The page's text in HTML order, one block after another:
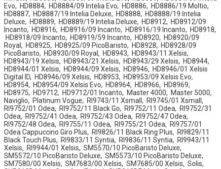
Evo, ​ HD8884, ​ HD8884/09 Intelia Evo, ​ HD8886, ​ HD8886/19 Moltio, ​
HD8887, ​ HD8887/19 Intelia Deluxe, ​ HD8888, ​ HD8888/19 Intelia
Deluxe, ​ HD8889, ​ HD8889/19 Intelia Deluxe, ​ HD8912, ​ HD8912/09
Incanto, ​ HD8916, ​ HD8916/09 Incanto, ​ HD8916/19 Incanto, ​ HD8918,
​ HD8918/09 Incanto, ​ HD8919/59 Incanto, ​ HD8920, ​ HD8920/09
Royal, ​ HD8925, ​ HD8925/09 PicoBaristo, ​ HD8928, ​ HD8928/09
PicoBaristo, ​ HD8930/09 Royal, ​ HD8943, ​ HD8943/11 Xelsis, ​
HD8943/19 Xelsis, ​ HD8943/21 Xelsis, ​ HD8943/29 Xelsis, ​ HD8944, ​
HD8944/01 Xelsis, ​ HD8944/09 Xelsis, ​ HD8946, ​ HD8946/01 Xelsis
Digital ID, ​ HD8946/09 Xelsis, ​ HD8953, ​ HD8953/09 Xelsis Evo, ​
HD8954, ​ HD8954/09 Xelsis Evo, ​ HD8964, ​ HD8966, ​ HD8969, ​
HD8975, ​ HD9712, ​ HD9712/01 Incanto, ​ Master 4000, ​ Master 5000, ​
Naviglio, ​ Platinum Vogue, ​ RI9743/11 Xsmall, ​ RI9745/01 Xsmall, ​
RI9752/01 Odea, ​ RI9752/11 Black Go, ​ RI9752/11 Odea, ​ RI9752/31
Odea, ​ RI9752/41 Odea, ​ RI9752/43 Odea, ​ RI9752/47 Odea, ​
RI9752/48 Odea, ​ RI9755/11 Odea, ​ RI9755/21 Odea, ​ RI9757/01
Odea Cappuccino Giro Plus, ​ RI9826/11 Black Ring Plus, ​ RI9829/11
Black Touch Plus, ​ RI9833/11 Syntia, ​ RI9836/11 Syntia, ​ RI9943/11
Xelsis, ​ RI9944/01 Xelsis, ​ SM5570/10 PicoBaristo Deluxe, ​
SM5572/10 PicoBaristo Deluxe, ​ SM5573/10 PicoBaristo Deluxe, ​
SM7580/00 Xelsis, ​ SM7683/00 Xelsis, ​ SM7685/00 Xelsis, ​ Solis, ​